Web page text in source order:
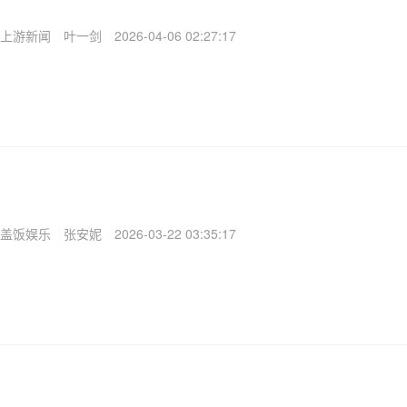
上游新闻 叶一剑 2026-04-06 02:27:17
盖饭娱乐 张安妮 2026-03-22 03:35:17